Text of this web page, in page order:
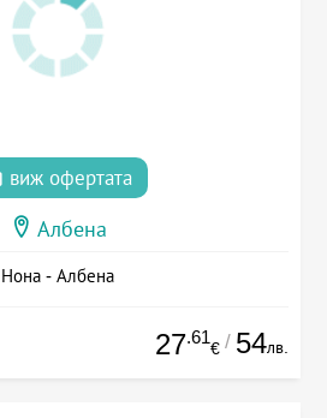
виж офертата
Албена
Нона - Албена
27.61
€ / 54лв.